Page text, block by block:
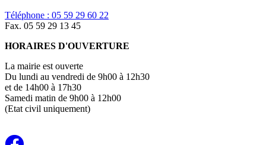
Téléphone : 05 59 29 60 22
Fax. 05 59 29 13 45
HORAIRES D'OUVERTURE
La mairie est ouverte
Du lundi au vendredi de 9h00 à 12h30
et de 14h00 à 17h30
Samedi matin de 9h00 à 12h00
(Etat civil uniquement)